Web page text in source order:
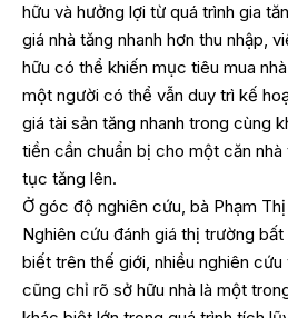
hữu và hưởng lợi từ quá trình gia
giá nhà tăng nhanh hơn thu nhập,
hữu có thể khiến mục tiêu mua
một người có thể vẫn duy trì kế
giá tài sản tăng nhanh trong cùng
tiền cần chuẩn bị cho một căn
tục tăng lên.
Ở góc độ nghiên cứu, bà Phạm
Nghiên cứu đánh giá thị trường
biết trên thế giới, nhiều nghiên cứu
cũng chỉ rõ sở hữu nhà là một